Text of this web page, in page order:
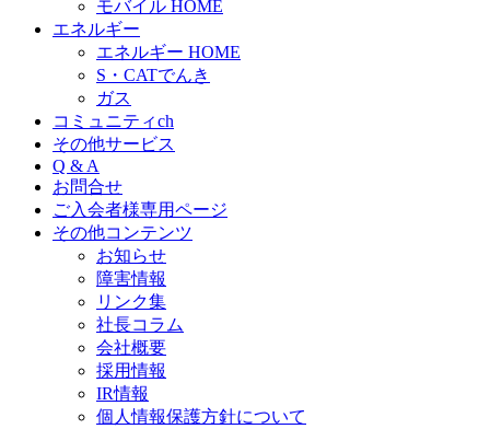
モバイル HOME
エネルギー
エネルギー HOME
S・CATでんき
ガス
コミュニティch
その他サービス
Q & A
お問合せ
ご入会者様専用ページ
その他コンテンツ
お知らせ
障害情報
リンク集
社長コラム
会社概要
採用情報
IR情報
個人情報保護方針について